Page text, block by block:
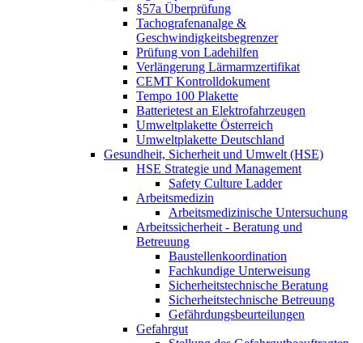
§57a Überprüfung
Tachografenanalge &
Geschwindigkeitsbegrenzer
Prüfung von Ladehilfen
Verlängerung Lärmarmzertifikat
CEMT Kontrolldokument
Tempo 100 Plakette
Batterietest an Elektrofahrzeugen
Umweltplakette Österreich
Umweltplakette Deutschland
Gesundheit, Sicherheit und Umwelt (HSE)
HSE Strategie und Management
Safety Culture Ladder
Arbeitsmedizin
Arbeitsmedizinische Untersuchung
Arbeitssicherheit - Beratung und
Betreuung
Baustellenkoordination
Fachkundige Unterweisung
Sicherheitstechnische Beratung
Sicherheitstechnische Betreuung
Gefährdungsbeurteilungen
Gefahrgut